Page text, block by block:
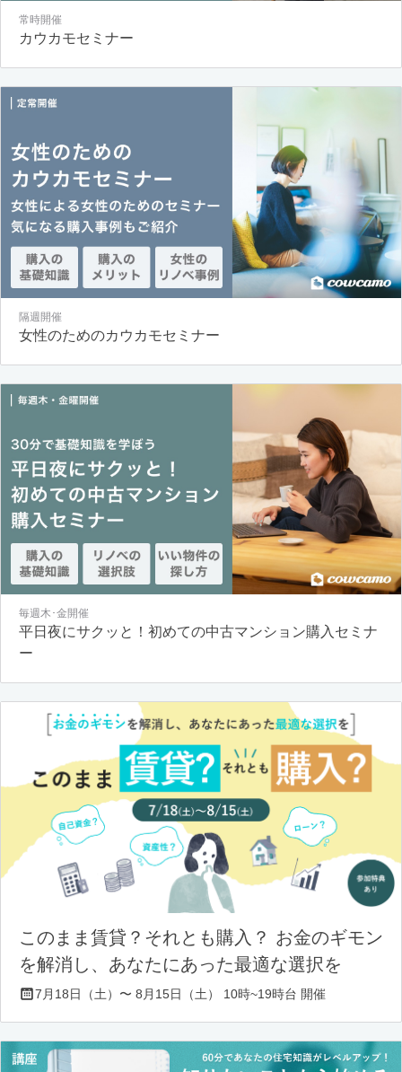
常時開催
カウカモセミナー
隔週開催
女性のためのカウカモセミナー
毎週木･金開催
平日夜にサクッと！初めての中古マンション購入セミナ
ー
このまま賃貸？それとも購入？ お金のギモン
を解消し、あなたにあった最適な選択を
7月18日（土）〜 8月15日（土） 10時~19時台 開催